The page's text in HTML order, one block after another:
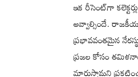
ఇక రీసెంట్‌గా
అవ్వాల్సిందే.
ప్రభావవంతమైన
ప్రజల కోసం
మారుస్తామని